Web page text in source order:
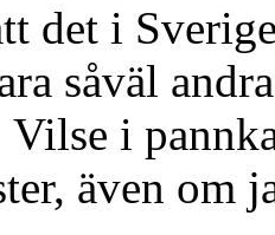
det i
såväl
i
även om